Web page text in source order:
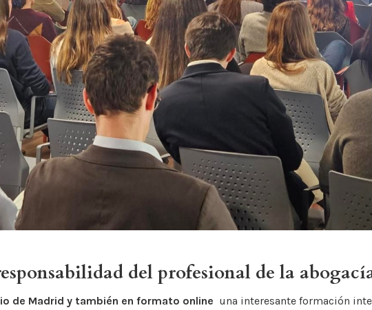
del profesional de la
de Madrid y también en formato online una interesante formación